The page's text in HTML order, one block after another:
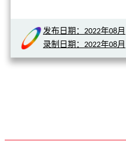
发布日期：2022年08月
录制日期：2022年08月